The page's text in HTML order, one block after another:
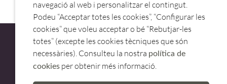
navegació al web i personalitzar el contingut.
Podeu “Acceptar totes les cookies”, “Configurar les
cookies” que voleu acceptar o bé “Rebutjar-les
totes” (excepte les cookies tècniques que són
necessàries). Consulteu la nostra política de
cookies per obtenir més informació.